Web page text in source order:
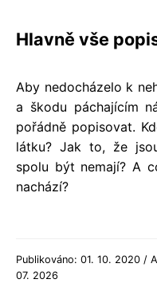
Hlavně vše
Aby nedocházelo k
a škodu páchajícím
pořádně popisovat.
látku? Jak to, že
spolu být nemají? A
nachází?
Publikováno: 01. 10. 2020 /
07. 2026